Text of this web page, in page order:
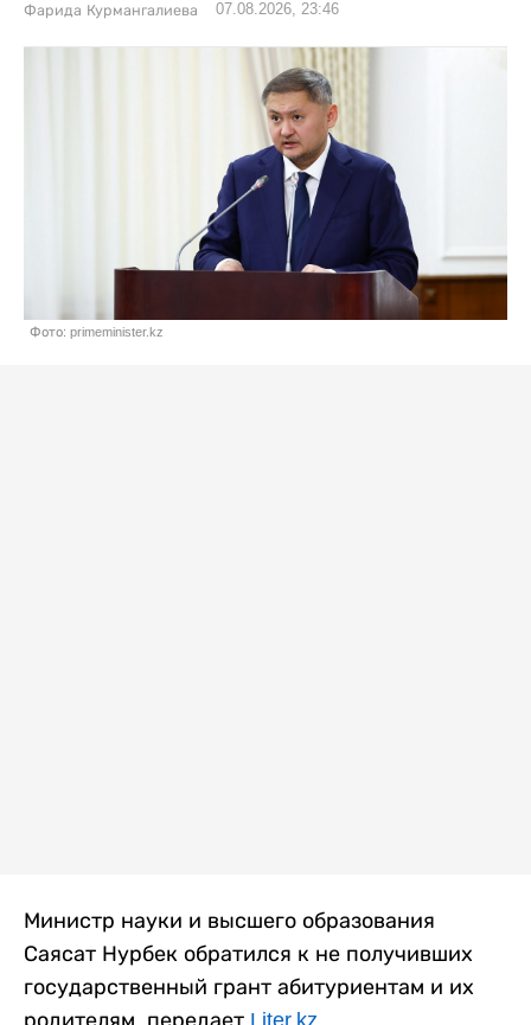
Фарида Курмангалиева 07.08.2026, 23:46
Фото: primeminister.kz
Министр науки и высшего образования
Саясат Нурбек обратился к не получивших
государственный грант абитуриентам и их
родителям, передает Liter.kz.